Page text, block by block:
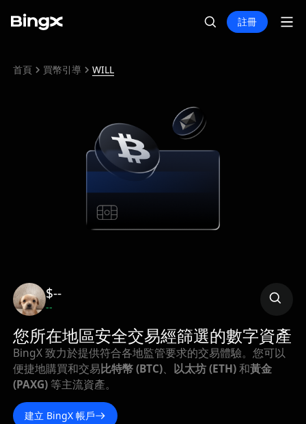
註冊
首頁 買幣引導 WILL
$--
--
您所在地區安全交易經篩選的數字資產
BingX 致力於提供符合各地監管要求的交易體驗。您可以
便捷地購買和交易比特幣 (BTC)、 以太坊 (ETH)和黃金
(PAXG) 等主流資產。
建立 BingX 帳戶